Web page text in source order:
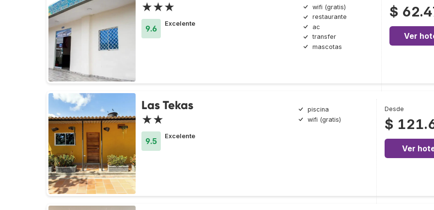
★★★
9.6
Excelente
wifi (gratis)
restaurante
ac
transfer
mascotas
$
Ver
Las Tekas
★★
9.5
Excelente
piscina
wifi (gratis)
Desde
$
Ver